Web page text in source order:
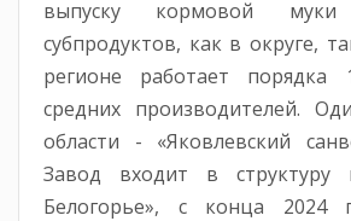
выпуску кормовой
субпродуктов, как в округе,
регионе работает
средних производителей.
области - «Яковлевский
Завод входит в структуру
Белогорье», с конца 2024